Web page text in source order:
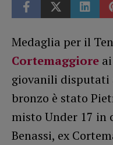
Medaglia per il
Cortemaggiore
giovanili disputati
bronzo è stato
misto Under 17 in
Benassi, ex